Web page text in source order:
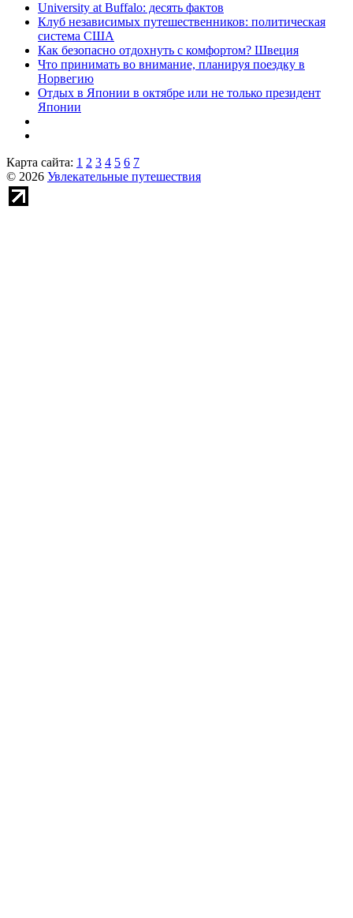
University at Buffalo: десять фактов
Клуб независимых путешественников: политическая
система США
Как безопасно отдохнуть с комфортом? Швеция
Что принимать во внимание, планируя поездку в
Норвегию
Отдых в Японии в октябре или не только президент
Японии
Карта сайта: 1 2 3 4 5 6 7
© 2026 Увлекательные путешествия